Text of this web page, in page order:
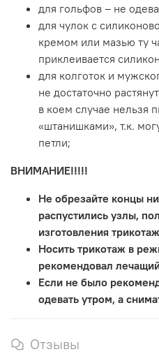
для гольфов – не
для чулок с
кремом или мазью ту
приклеивается
для колготок и
не достаточно
в коем случае нельзя
«штанишками», т.к.
петли;
ВНИМАНИЕ!!!!!
Не обрезайте концы
распустились узлы,
изготовления
Носить трикотаж в
рекомендовал
Если не было
одевать утром, а
Отзывы